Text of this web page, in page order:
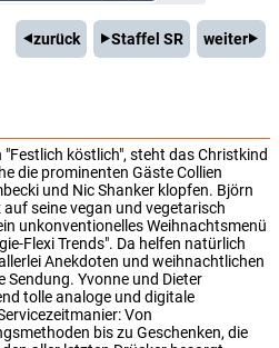
zurück Staffel SR weiter
köstlich", steht das Christkind
die prominenten Gäste Collien
und Nic Shanker klopfen. Björn
seine vegan und vegetarisch
unkonventionelles Weihnachtsmenü
Flexi Trends". Da helfen natürlich
Anekdoten und weihnachtlichen
Sendung. Yvonne und Dieter
tolle analoge und digitale
Von
bis zu Geschenken, die